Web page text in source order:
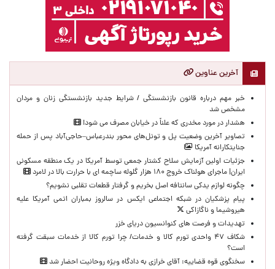
آخرین عناوین
خبر مهم درباره قانون بازنشستگی / شرایط جدید بازنشستگی زنان و مردان
مشخص شد
هشدار در مورد مخدری که علناً در خیابان مصرف می شود!
تصاویر آخرین وضعیت پل و تونل‌های محور بندرعباس–حاجی‌آباد پس از حمله
جنایتکارانه آمریکا
جزئیات اولین آزمایش سلاح کشتار جمعی توسط آمریکا در یک منطقه مسکونی
ایران| ماجرای هولناک خروج ۱۸۰ هزار گلوله ساچمه ای با حرارت بالا در لامرد
چگونه لوازم یدکی سانتافه اصل بخریم و گرفتار قطعات تقلبی نشویم؟
پیام پزشکیان در شبکه اجتماعی ایکس در سالروز بمباران اتمی آمریکا علیه
هیروشیما و ناگازاکی
تهدیدات و فرصت های کنوانسیون دریای خزر
شکاف ۴۷ واحدی تورم کالا و خدمات/ چرا تورم کالا از خدمات سبقت گرفته
است؟
سخنگوی قوه قضاییه: آقای خرازی به دادگاه ویژه روحانیت احضار شد